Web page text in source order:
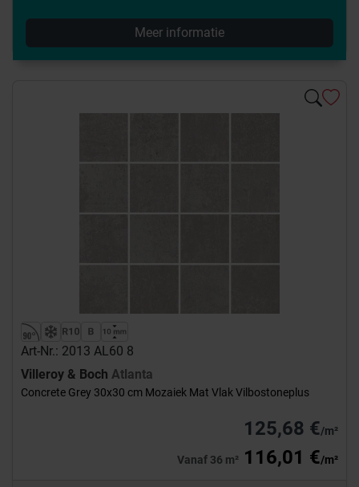
Meer informatie
Art-Nr.: 2013 AL60 8
Villeroy & Boch Atlanta
Concrete Grey 30x30 cm Mozaiek Mat Vlak Vilbostoneplus
125,68 €/m²
Vanaf 36 m² 116,01 €/m²